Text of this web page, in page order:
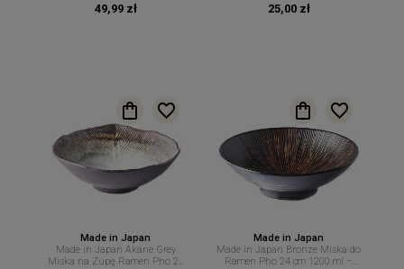
49,99 zł 25,00 zł
Made in Japan
Made in Japan Akane Grey
Miska na Zupę Ramen Pho 24
Made in Japan
Made in Japan Bronze Miska do
Ramen Pho 24 cm 1200 ml –